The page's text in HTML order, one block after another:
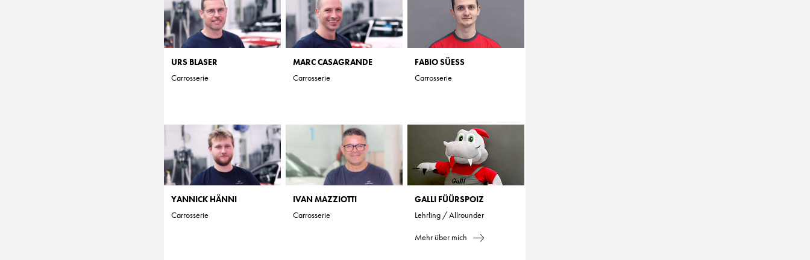
URS BLASER
Carrosserie
MARC CASAGRANDE
Carrosserie
FABIO SÜESS
Carrosserie
YANNICK HÄNNI
Carrosserie
IVAN MAZZIOTTI
Carrosserie
GALLI FÜÜRSPOIZ
Lehrling / Allrounder
Mehr über mich